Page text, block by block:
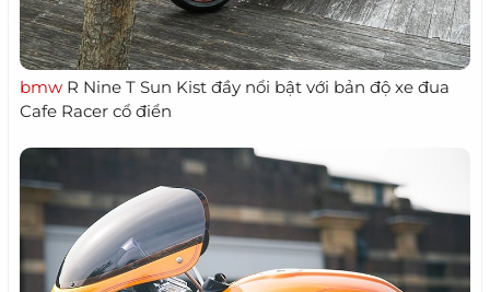
bmw R Nine T Sun Kist đầy nổi bật với bản độ xe đua
Cafe Racer cổ điển